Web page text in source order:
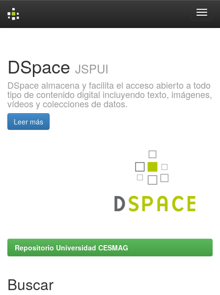
DSpace JSPUI
DSpace almacena y facilita el acceso abierto a todo
tipo de contenido digital incluyendo texto, imágenes,
vídeos y colecciones de datos.
Leer más
Repositorio Universidad CESMAG
Buscar